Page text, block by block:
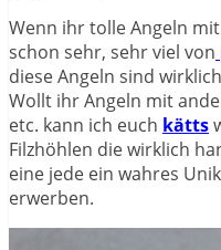
Wenn ihr tolle Angeln
schon sehr, sehr viel von
diese Angeln sind
Wollt ihr Angeln mit
etc. kann ich euch kätts
Filzhöhlen die wirklich
eine jede ein wahres
erwerben.